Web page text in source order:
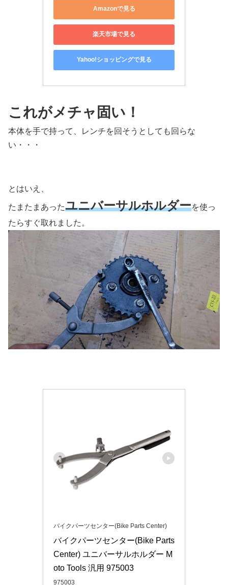
Amazonで見る
楽天市場で見る
Yahoo!ショッピングで見る
これがメチャ固い！
本体を手で持って、レンチを回そうとしても回らな
い・・・
とはいえ、
たまたまあったユニバーサルホルダーを使っ
たらすぐ取れました。
バイクパーツセンター(Bike Parts Center)
バイクパーツセンター(Bike Parts
Center) ユニバーサルホルダー M
oto Tools 汎用 975003
975003